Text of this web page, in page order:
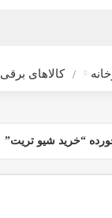
کالاهای برقی
“خرید شیو تریت”